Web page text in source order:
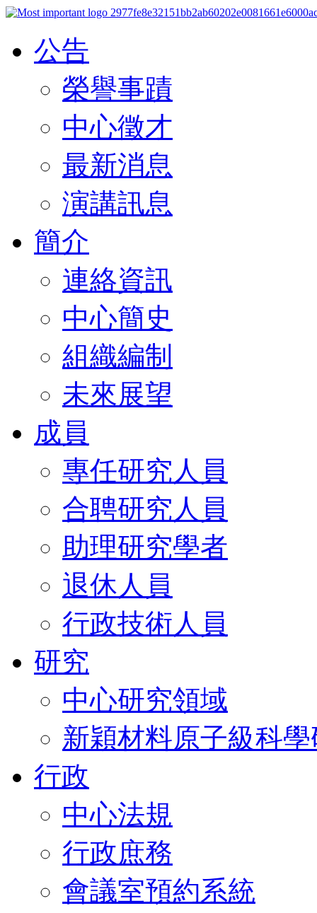
公告
榮譽事蹟
中心徵才
最新消息
演講訊息
簡介
連絡資訊
中心簡史
組織編制
未來展望
成員
專任研究人員
合聘研究人員
助理研究學者
退休人員
行政技術人員
研究
中心研究領域
新穎材料原子級科
行政
中心法規
行政庶務
會議室預約系統